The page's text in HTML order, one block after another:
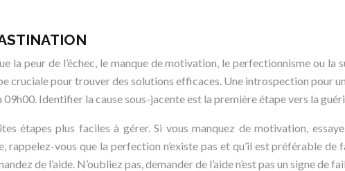
peur de l’échec, le manque de motivation, le perfectionnisme ou la
cruciale pour trouver des solutions efficaces. Une introspection pour
Identifier la cause sous-jacente est la première étape vers la
étapes plus faciles à gérer. Si vous manquez de motivation,
rappelez-vous que la perfection n’existe pas et qu’il est préférable
de l’aide. N’oubliez pas, demander de l’aide n’est pas un signe de